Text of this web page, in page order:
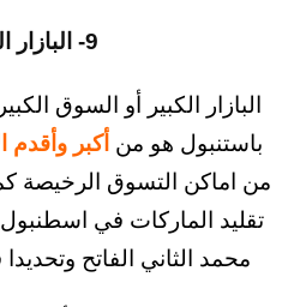
الكبير أو السوق الكبير، يقع في
هو من أكبر وأقدم الأسواق
التسوق الرخيصة كما
الماركات في اسطنبول. بني
الثاني الفاتح وتحديدا في